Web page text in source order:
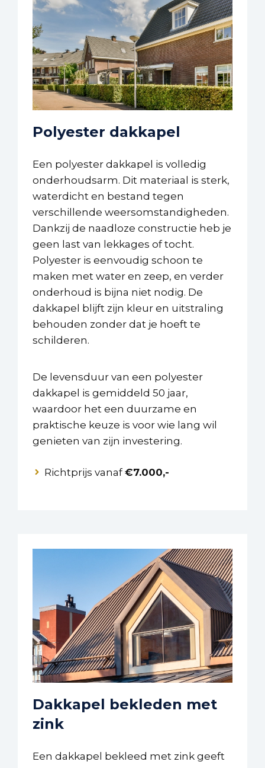
Polyester dakkapel
Een polyester dakkapel is volledig
onderhoudsarm. Dit materiaal is sterk,
waterdicht en bestand tegen
verschillende weersomstandigheden.
Dankzij de naadloze constructie heb je
geen last van lekkages of tocht.
Polyester is eenvoudig schoon te
maken met water en zeep, en verder
onderhoud is bijna niet nodig. De
dakkapel blijft zijn kleur en uitstraling
behouden zonder dat je hoeft te
schilderen.
De levensduur van een polyester
dakkapel is gemiddeld 50 jaar,
waardoor het een duurzame en
praktische keuze is voor wie lang wil
genieten van zijn investering.
Richtprijs vanaf€7.000,-
Dakkapel bekleden met
zink
Een dakkapel bekleed met zink geeft